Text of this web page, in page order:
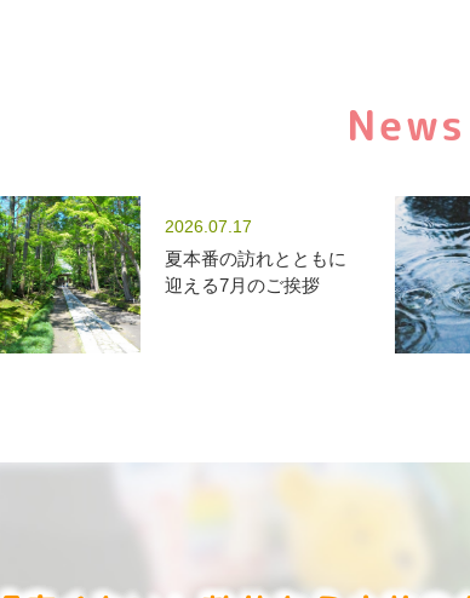
2026.07.17
夏本番の訪れとともに
迎える7月のご挨拶